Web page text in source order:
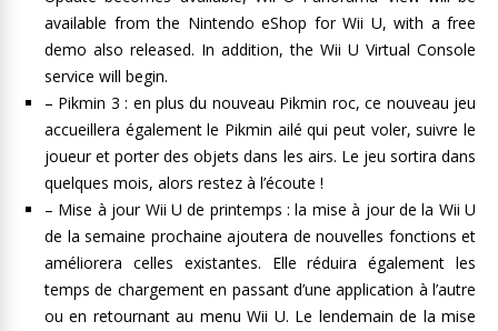
available from the Nintendo eShop for Wii U, with a free
demo also released. In addition, the Wii U Virtual Console
service will begin.
– Pikmin 3 : en plus du nouveau Pikmin roc, ce nouveau jeu
accueillera également le Pikmin ailé qui peut voler, suivre le
joueur et porter des objets dans les airs. Le jeu sortira dans
quelques mois, alors restez à l’écoute !
– Mise à jour Wii U de printemps : la mise à jour de la Wii U
de la semaine prochaine ajoutera de nouvelles fonctions et
améliorera celles existantes. Elle réduira également les
temps de chargement en passant d’une application à l’autre
ou en retournant au menu Wii U. Le lendemain de la mise